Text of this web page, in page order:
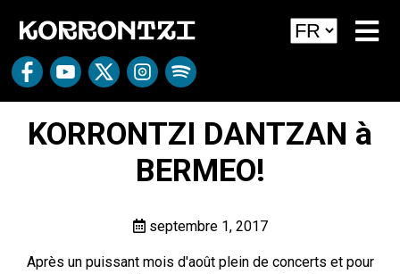
KORRONTZI DANTZAN à
BERMEO!
septembre 1, 2017
Après un puissant mois d'août plein de concerts et pour